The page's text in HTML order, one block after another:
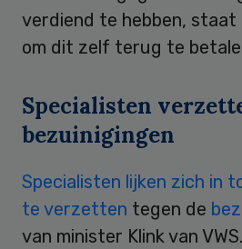
verdiend te hebben, staat
om dit zelf terug te
Specialisten
bezuinigingen
Specialisten lijken zich in
te verzetten tegen de
van minister Klink van